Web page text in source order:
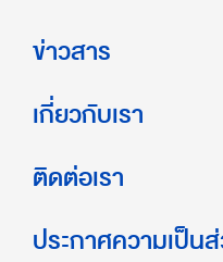
ข่าวสาร
เกี่ยวกับเรา
ติดต่อเรา
ประกาศความเป็น